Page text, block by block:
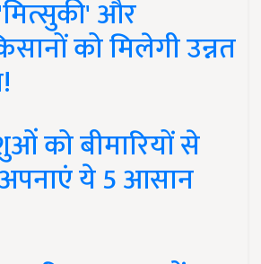
और
को मिलेगी उन्नत
को बीमारियों से
ये 5 आसान